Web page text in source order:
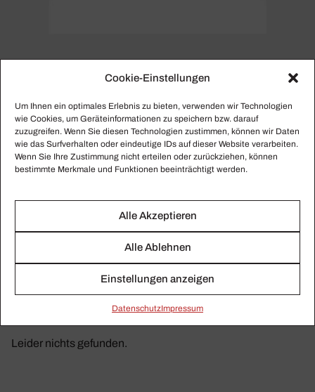
Cookie-Einstellungen
Um Ihnen ein optimales Erlebnis zu bieten, verwenden wir Technologien
wie Cookies, um Geräteinformationen zu speichern bzw. darauf
zuzugreifen. Wenn Sie diesen Technologien zustimmen, können wir Daten
wie das Surfverhalten oder eindeutige IDs auf dieser Website verarbeiten.
Wenn Sie Ihre Zustimmung nicht erteilen oder zurückziehen, können
bestimmte Merkmale und Funktionen beeinträchtigt werden.
Alle Akzeptieren
Alle Ablehnen
Einstellungen anzeigen
Daten­schutzImpressum
Maurice Franck
Hier finden Sie alle gesammelten Beiträge zu Maurice
Franck.
Leider nichts gefunden.